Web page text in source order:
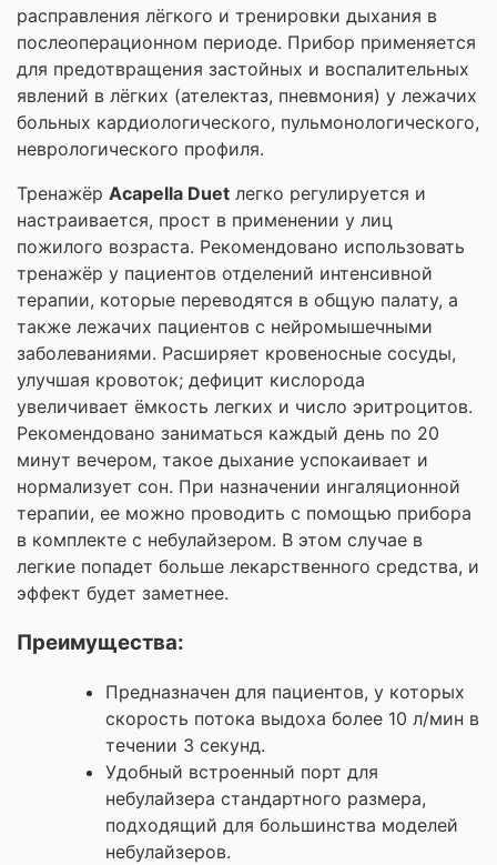
расправления лёгкого и тренировки дыхания в
послеоперационном периоде. Прибор применяется
для предотвращения застойных и воспалительных
явлений в лёгких (ателектаз, пневмония) у лежачих
больных кардиологического, пульмонологического,
неврологического профиля.
Тренажёр Acapella Duet легко регулируется и
настраивается, прост в применении у лиц
пожилого возраста. Рекомендовано использовать
тренажёр у пациентов отделений интенсивной
терапии, которые переводятся в общую палату, а
также лежачих пациентов с нейромышечными
заболеваниями. Расширяет кровеносные сосуды,
улучшая кровоток; дефицит кислорода
увеличивает ёмкость легких и число эритроцитов.
Рекомендовано заниматься каждый день по 20
минут вечером, такое дыхание успокаивает и
нормализует сон. При назначении ингаляционной
терапии, ее можно проводить с помощью прибора
в комплекте с небулайзером. В этом случае в
легкие попадет больше лекарственного средства, и
эффект будет заметнее.
Преимущества:
Предназначен для пациентов, у которых
скорость потока выдоха более 10 л/мин в
течении 3 секунд.
Удобный встроенный порт для
небулайзера стандартного размера,
подходящий для большинства моделей
небулайзеров.